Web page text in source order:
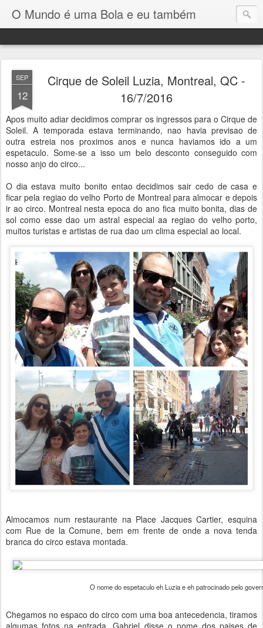
O Mundo é uma Bola e eu também
SEP
12
Cirque de Soleil Luzia, Montreal, QC -
16/7/2016
Apos muito adiar decidimos comprar os ingressos para o Cirque de
Soleil. A temporada estava terminando, nao havia previsao de
outra estreia nos proximos anos e nunca haviamos ido a um
espetaculo. Some-se a isso um belo desconto conseguido com
nosso anjo do circo...
O dia estava muito bonito entao decidimos sair cedo de casa e
ficar pela regiao do velho Porto de Montreal para almocar e depois
ir ao circo. Montreal nesta epoca do ano fica muito bonita, dias de
sol como esse dao um astral especial aa regiao do velho porto,
muitos turistas e artistas de rua dao um clima especial ao local.
Almocamos num restaurante na Place Jacques Cartier, esquina
com Rue de la Comune, bem em frente de onde a nova tenda
branca do circo estava montada.
O nome do espetaculo eh Luzia e eh patrocinado pelo
Chegamos no espaco do circo com uma boa antecedencia, tiramos
algumas fotos na entrada, Gabriel disse o nome dos paises de